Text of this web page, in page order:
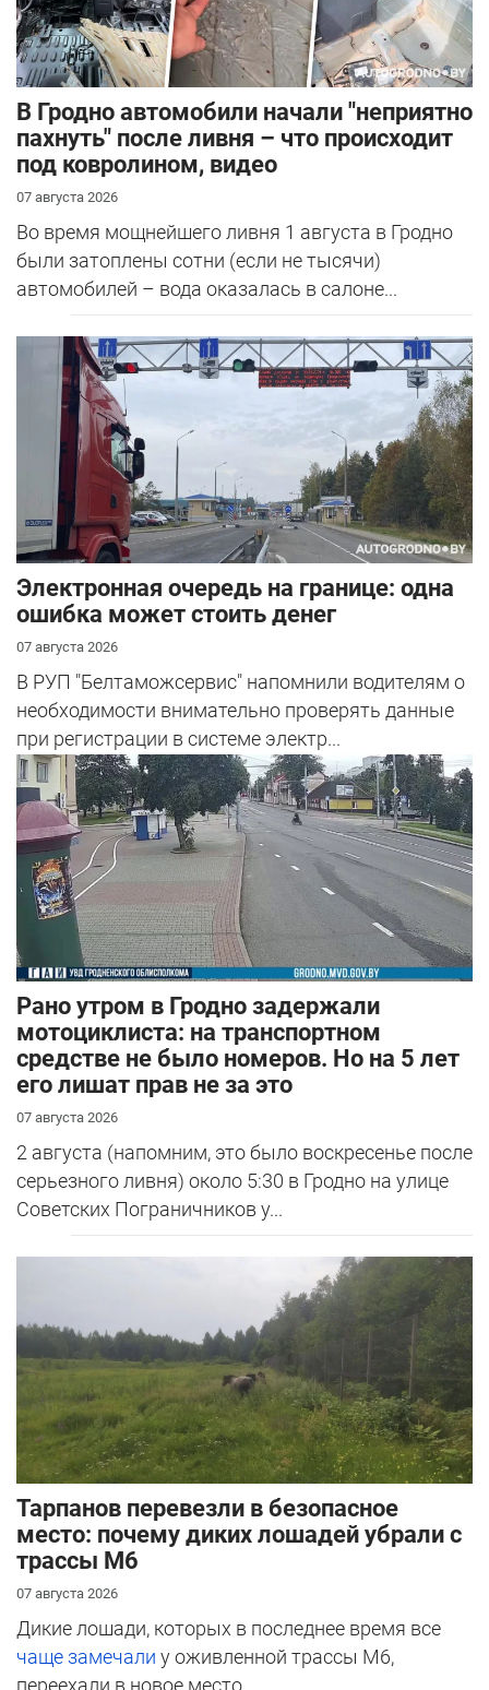
В Гродно автомобили начали "неприятно
пахнуть" после ливня – что происходит
под ковролином, видео
07 августа 2026
Во время мощнейшего ливня 1 августа в Гродно
были затоплены сотни (если не тысячи)
автомобилей – вода оказалась в салоне...
Электронная очередь на границе: одна
ошибка может стоить денег
07 августа 2026
В РУП "Белтаможсервис" напомнили водителям о
необходимости внимательно проверять данные
при регистрации в системе электр...
Рано утром в Гродно задержали
мотоциклиста: на транспортном
средстве не было номеров. Но на 5 лет
его лишат прав не за это
07 августа 2026
2 августа (напомним, это было воскресенье после
серьезного ливня) около 5:30 в Гродно на улице
Советских Пограничников у...
Тарпанов перевезли в безопасное
место: почему диких лошадей убрали с
трассы М6
07 августа 2026
Дикие лошади, которых в последнее время все
чаще замечали у оживленной трассы М6,
переехали в новое место.